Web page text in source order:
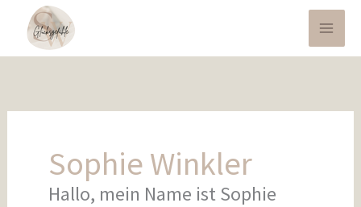
Inhalt
springen
Sophie Winkler
Hallo, mein Name ist Sophie